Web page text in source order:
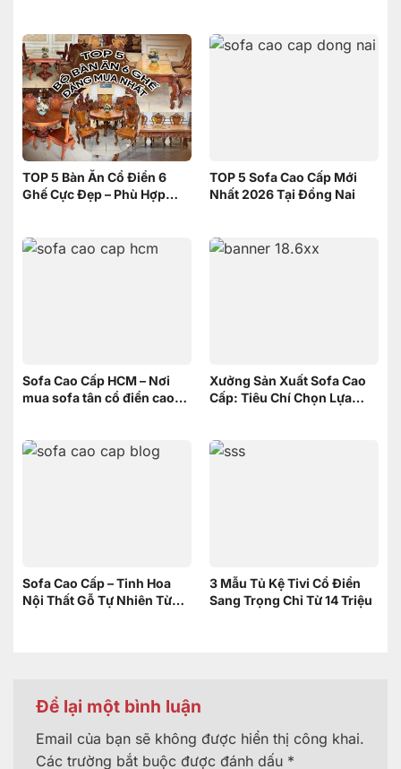
TOP 5 Bàn Ăn Cổ Điển 6
Ghế Cực Đẹp – Phù Hợp
TOP 5 Sofa Cao Cấp Mới
Nhất 2026 Tại Đồng Nai
Sofa Cao Cấp HCM – Nơi
mua sofa tân cổ điển cao
Xưởng Sản Xuất Sofa Cao
Cấp: Tiêu Chí Chọn Lựa
Sofa Cao Cấp – Tinh Hoa
Nội Thất Gỗ Tự Nhiên Từ
3 Mẫu Tủ Kệ Tivi Cổ Điển
Sang Trọng Chỉ Từ 14 Triệu
Để lại một bình luận
Email của bạn sẽ không được hiển thị công khai.
Các trường bắt buộc được đánh dấu *